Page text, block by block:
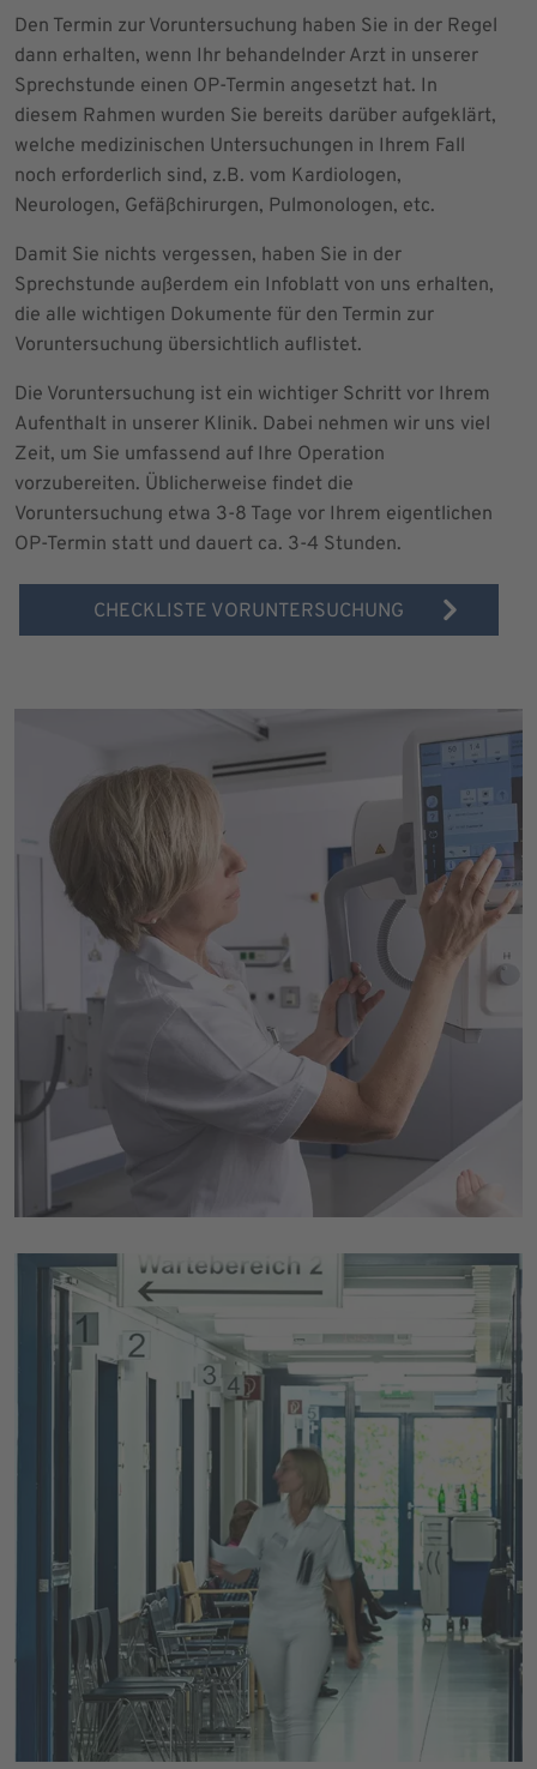
Den Termin zur Voruntersuchung haben Sie in der Regel
dann erhalten, wenn Ihr behandelnder Arzt in unserer
Sprechstunde einen OP-Termin angesetzt hat. In
diesem Rahmen wurden Sie bereits darüber aufgeklärt,
welche medizinischen Untersuchungen in Ihrem Fall
noch erforderlich sind, z.B. vom Kardiologen,
Neurologen, Gefäßchirurgen, Pulmonologen, etc.
Damit Sie nichts vergessen, haben Sie in der
Sprechstunde außerdem ein Infoblatt von uns erhalten,
die alle wichtigen Dokumente für den Termin zur
Voruntersuchung übersichtlich auflistet.
Die Voruntersuchung ist ein wichtiger Schritt vor Ihrem
Aufenthalt in unserer Klinik. Dabei nehmen wir uns viel
Zeit, um Sie umfassend auf Ihre Operation
vorzubereiten. Üblicherweise findet die
Voruntersuchung etwa 3-8 Tage vor Ihrem eigentlichen
OP-Termin statt und dauert ca. 3-4 Stunden.
CHECKLISTE VORUNTERSUCHUNG